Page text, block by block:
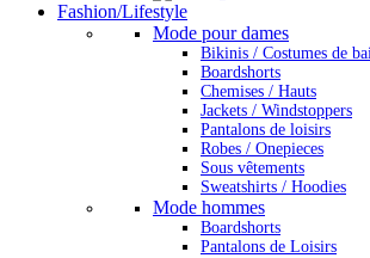
Fashion/Lifestyle
Mode pour dames
Bikinis / Costumes de
Boardshorts
Chemises / Hauts
Jackets / Windstoppers
Pantalons de loisirs
Robes / Onepieces
Sous vêtements
Sweatshirts / Hoodies
Mode hommes
Boardshorts
Pantalons de Loisirs